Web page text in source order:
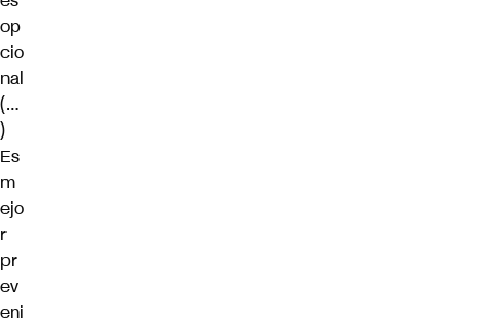
op
cio
nal
(…
)
Es
m
ejo
r
pr
ev
eni